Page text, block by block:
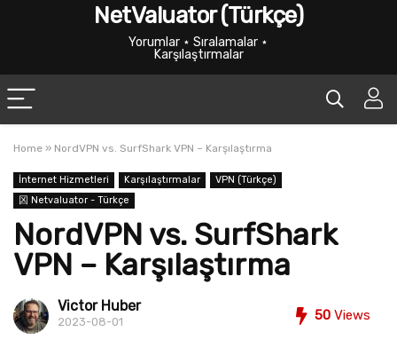
NetValuator (Türkçe)
Yorumlar ⋆ Sıralamalar ⋆
Karşılaştırmalar
Home » NordVPN vs. SurfShark VPN – Karşılaştırma
İnternet Hizmetleri Karşılaştırmalar
VPN (Türkçe)
龱 Netvaluator - Türkçe
NordVPN vs. SurfShark
VPN – Karşılaştırma
Victor Huber
2023-08-01 50 Views